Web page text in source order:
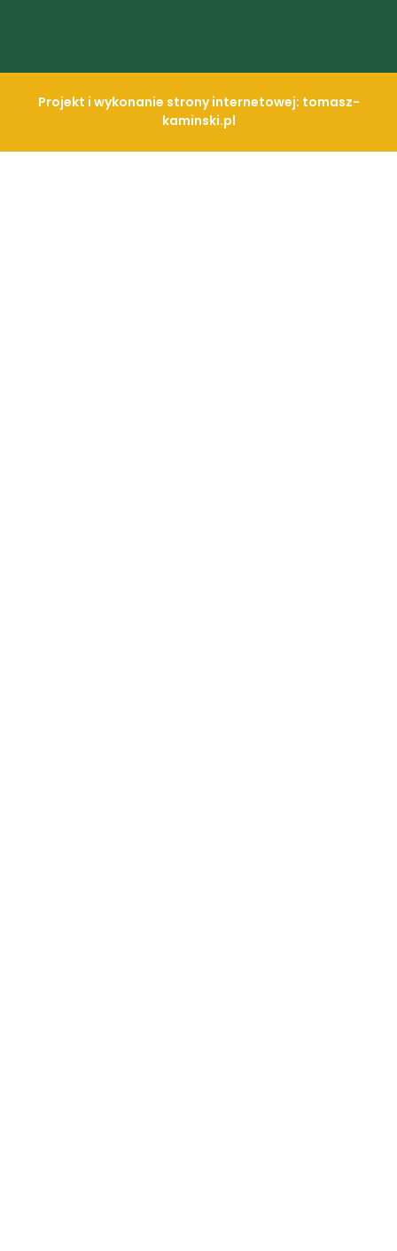
Projekt i wykonanie strony internetowej: tomasz-
kaminski.pl